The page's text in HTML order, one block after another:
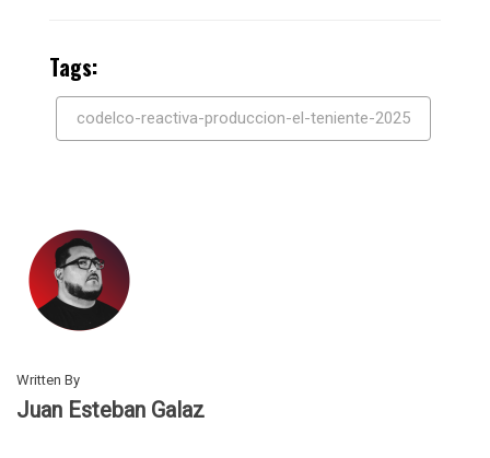
Tags:
codelco-reactiva-produccion-el-teniente-2025
Written By
Juan Esteban Galaz